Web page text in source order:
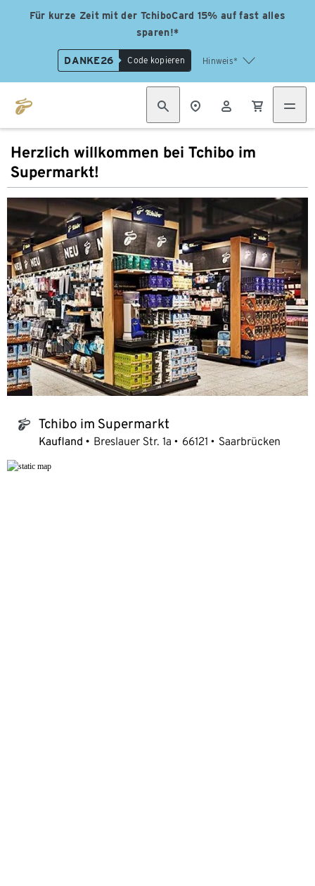
Für kurze Zeit mit der TchiboCard 15% auf fast alles
sparen!*
DANKE26 Code kopieren Hinweis*
Herzlich willkommen bei Tchibo im
Supermarkt!
tchibo_logo Tchibo im Supermarkt
Kaufland Breslauer Str. 1a 66121 Saarbrücken